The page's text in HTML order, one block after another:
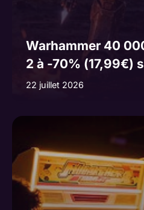
Warhammer 40
2 à -70% (17,99€)
22 juillet 2026